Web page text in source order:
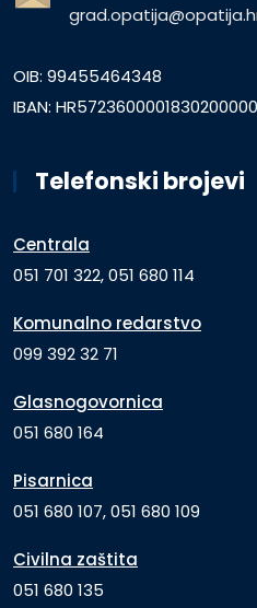
OIB: 99455464348
IBAN: HR5723600001830200000
Telefonski brojevi
Centrala
051 701 322, 051 680 114
Komunalno redarstvo
099 392 32 71
Glasnogovornica
051 680 164
Pisarnica
051 680 107, 051 680 109
Civilna zaštita
051 680 135